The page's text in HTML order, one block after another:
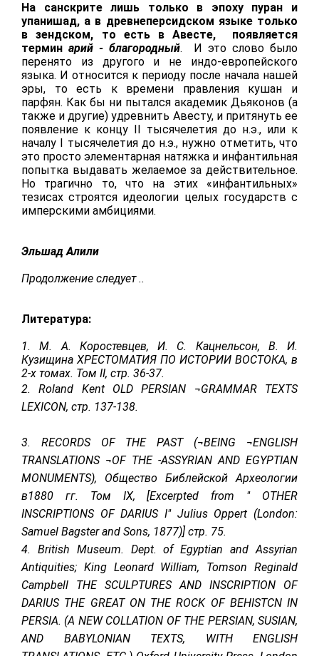
На санскрите лишь только в эпоху пуран и
упанишад, а в древнеперсидском языке только
в зендском, то есть в Авесте, появляется
термин арий - благородный. И это слово было
перенято из другого и не индо-европейского
языка. И относится к периоду после начала нашей
эры, то есть к времени правления кушан и
парфян. Как бы ни пытался академик Дьяконов (а
также и другие) удревнить Авесту, и притянуть ее
появление к концу II тысячелетия до н.э., или к
началу I тысячелетия до н.э., нужно отметить, что
это просто элементарная натяжка и инфантильная
попытка выдавать желаемое за действительное.
Но трагично то, что на этих «инфантильных»
тезисах строятся идеологии целых государств с
имперскими амбициями.
Эльшад Алили
Продолжение следует ..
Литература:
1. М. А. Коростевцев, И. С. Кацнельсон, В. И.
Кузищина ХРЕСТОМАТИЯ ПО ИСТОРИИ ВОСТОКА, в
2-х томах. Том II, стр. 36-37.
2. Roland Kent OLD PERSIAN ¬GRAMMAR TEXTS
LEXICON, стр. 137-138.
3. RECORDS OF THE PAST (¬BEING ¬ENGLISH
TRANSLATIONS ¬OF THE -ASSYRIAN AND EGYPTIAN
MONUMENTS), Общество Библейской Археологии
в1880 гг. Том IX, [Excerpted from " OTHER
INSCRIPTIONS OF DARIUS I" Julius Oppert (London:
Samuel Bagster and Sons, 1877)] стр. 75.
4. British Museum. Dept. of Egyptian and Assyrian
Antiquities; King Leonard William, Tomson Reginald
Campbell THE SCULPTURES AND INSCRIPTION OF
DARIUS THE GREAT ON THE ROCK OF BEHISTCN IN
PERSIA. (A NEW COLLATION OF THE PERSIAN, SUSIAN,
AND BABYLONIAN TEXTS, WITH ENGLISH